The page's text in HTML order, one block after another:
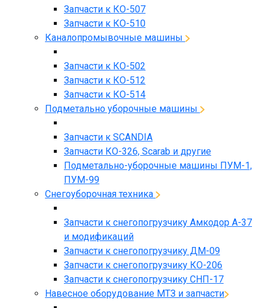
Запчасти к КО-507
Запчасти к КО-510
Каналопромывочные машины
Запчасти к КО-502
Запчасти к КО-512
Запчасти к КО-514
Подметально уборочные машины
Запчасти к SCANDIA
Запчасти КО-326, Scarab и другие
Подметально-уборочные машины ПУМ-1,
ПУМ-99
Снегоуборочная техника
Запчасти к снегопогрузчику Амкодор А-37
и модификаций
Запчасти к снегопогрузчику ДМ-09
Запчасти к снегопогрузчику КО-206
Запчасти к снегопогрузчику СНП-17
Навесное оборудование МТЗ и запчасти